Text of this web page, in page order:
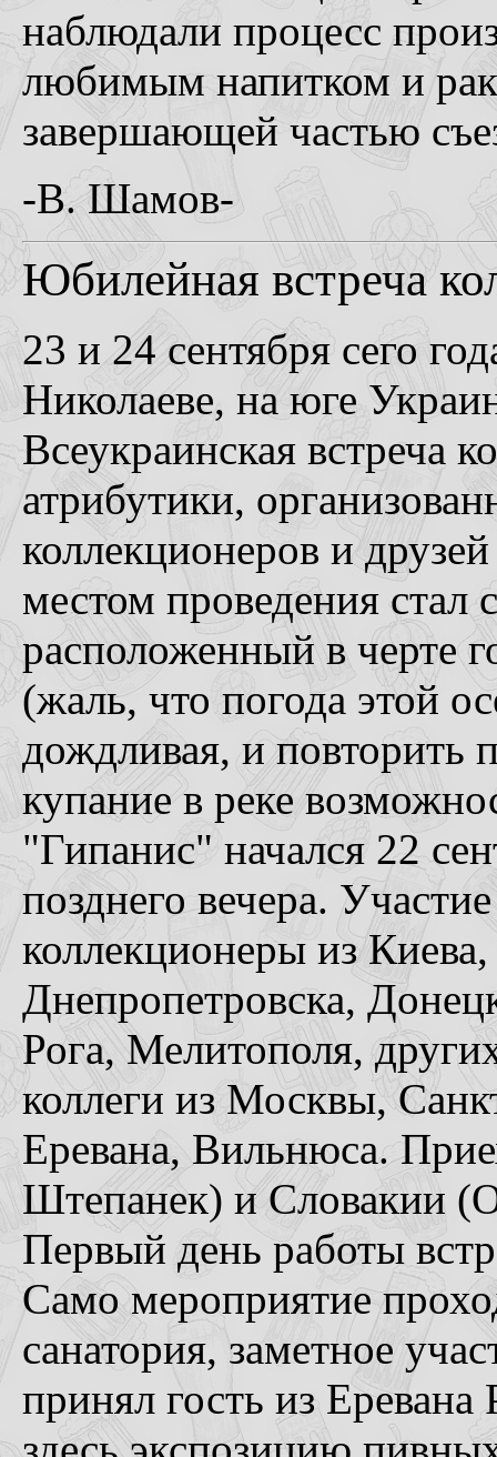
наблюдали процесс
любимым напитком и
завершающей частью
-В. Шамов-
Юбилейная встреча
23 и 24 сентября сего
Николаеве, на юге
Всеукраинская встреча
атрибутики,
коллекционеров и
местом проведения стал
расположенный в черте
(жаль, что погода этой
дождливая, и повторить
купание в реке
"Гипанис" начался 22
позднего вечера.
коллекционеры из
Днепропетровска,
Рога, Мелитополя,
коллеги из Москвы,
Еревана, Вильнюса.
Штепанек) и Словакии
Первый день работы
Само мероприятие
санатория, заметное
принял гость из